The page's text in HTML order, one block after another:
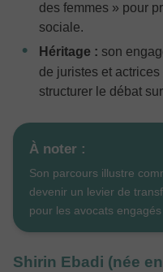
des femmes » pour
sociale.
Héritage : son
de juristes et
structurer le débat
À noter :
Son parcours illustre
devenir un levier de
pour les avocats engagés
Shirin Ebadi (née